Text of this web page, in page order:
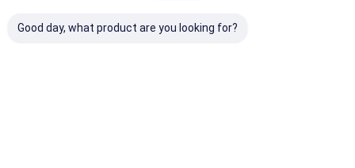
Good day, what product are you looking for?